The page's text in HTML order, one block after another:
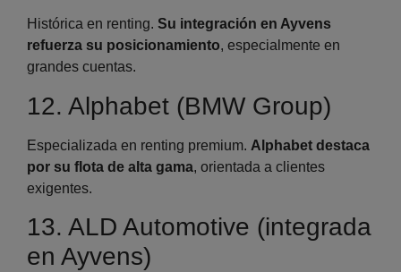
Histórica en renting. Su integración en Ayvens
refuerza su posicionamiento, especialmente en
grandes cuentas.
12. Alphabet (BMW Group)
Especializada en renting premium. Alphabet destaca
por su flota de alta gama, orientada a clientes
exigentes.
13. ALD Automotive (integrada
en Ayvens)